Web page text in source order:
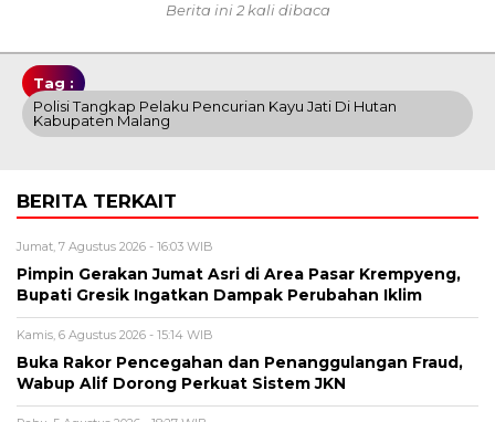
Berita ini 2 kali dibaca
Tag :
Polisi Tangkap Pelaku Pencurian Kayu Jati Di Hutan
Kabupaten Malang
BERITA TERKAIT
Jumat, 7 Agustus 2026 - 16:03 WIB
Pimpin Gerakan Jumat Asri di Area Pasar Krempyeng,
Bupati Gresik Ingatkan Dampak Perubahan Iklim
Kamis, 6 Agustus 2026 - 15:14 WIB
Buka Rakor Pencegahan dan Penanggulangan Fraud,
Wabup Alif Dorong Perkuat Sistem JKN